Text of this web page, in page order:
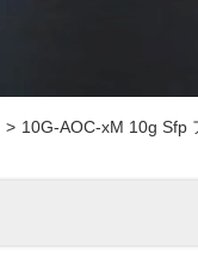
> 10G-AOC-xM 10g Sfp